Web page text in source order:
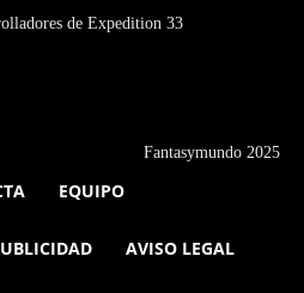
de Expedition 33
Fantasymundo 2025
EQUIPO
AVISO LEGAL